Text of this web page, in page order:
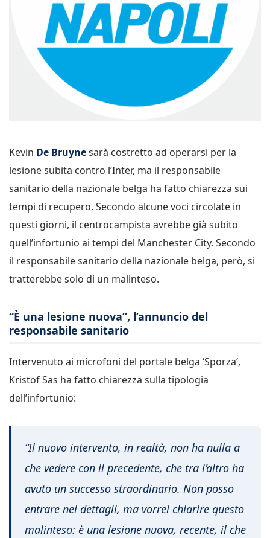
Kevin De Bruynesarà costretto ad operarsi per la
lesione subita contro l’Inter, ma il responsabile
sanitario della nazionale belga ha fatto chiarezza sui
tempi di recupero. Secondo alcune voci circolate in
questi giorni, il centrocampista avrebbe già subito
quell’infortunio ai tempi del Manchester City. Secondo
il responsabile sanitario della nazionale belga, però, si
tratterebbe solo di un malinteso.
“È una lesione nuova”, l’annuncio del
responsabile sanitario
Intervenuto ai microfoni del portale belga ‘Sporza’,
Kristof Sas ha fatto chiarezza sulla tipologia
dell’infortunio:
“Il nuovo intervento, in realtà, non ha nulla a
che vedere con il precedente, che tra l’altro ha
avuto un successo straordinario. Non posso
entrare nei dettagli, ma vorrei chiarire questo
malinteso: è una lesione nuova, recente, il che